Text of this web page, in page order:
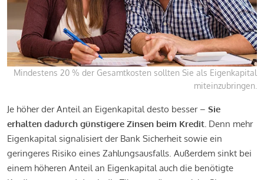
Mindestens 20 % der Gesamtkosten sollten Sie als Eigenkapital
miteinzubringen.
Je höher der Anteil an Eigenkapital desto besser – Sie
erhalten dadurch günstigere Zinsen beim Kredit. Denn mehr
Eigenkapital signalisiert der Bank Sicherheit sowie ein
geringeres Risiko eines Zahlungsausfalls. Außerdem sinkt bei
einem höheren Anteil an Eigenkapital auch die benötigte